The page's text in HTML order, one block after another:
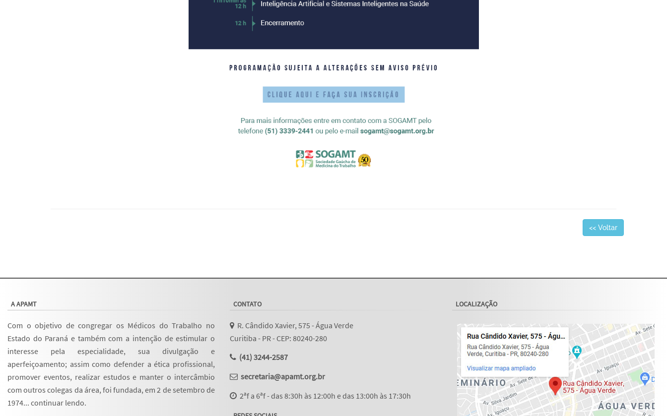
<< Voltar
A APAMT
Com o objetivo de congregar os Médicos do Trabalho no
Estado do Paraná e também com a intenção de estimular o
interesse pela especialidade, sua divulgação e
aperfeiçoamento; assim como defender a ética profissional,
promover eventos, realizar estudos e manter o intercâmbio
com outros colegas da área, foi fundada, em 2 de setembro de
1974... continuar lendo.
CONTATO
R. Cândido Xavier, 575 - Água Verde
Curitiba - PR - CEP: 80240-280
(41) 3244-2587
secretaria@apamt.org.br
2ªf a 6ªf - das 8:30h às 12:00h e das 13:00h às 17:30h
LOCALIZAÇÃO